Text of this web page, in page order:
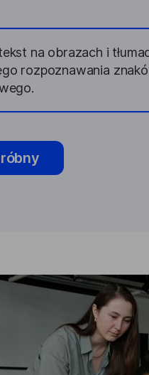
na obrazach i
rozpoznawania